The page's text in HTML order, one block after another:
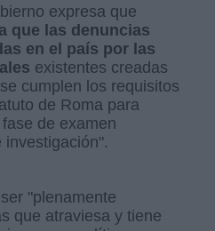
expresa que
que las denuncias
en el país por las
existentes creadas
cumplen los requisitos
de Roma para
de examen
investigación".
"plenamente
que atraviesa y tiene